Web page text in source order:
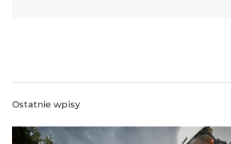
Ostatnie wpisy